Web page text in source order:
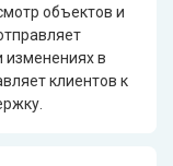
объектов и
в
клиентов к